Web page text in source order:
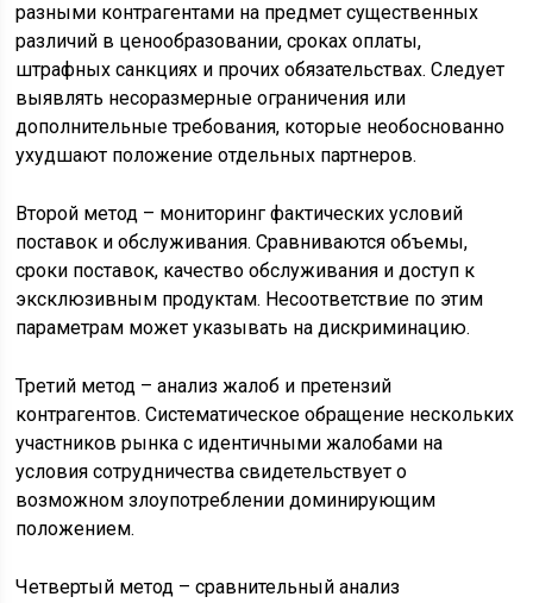
разными контрагентами на предмет существенных
различий в ценообразовании, сроках оплаты,
штрафных санкциях и прочих обязательствах. Следует
выявлять несоразмерные ограничения или
дополнительные требования, которые необоснованно
ухудшают положение отдельных партнеров.
Второй метод – мониторинг фактических условий
поставок и обслуживания. Сравниваются объемы,
сроки поставок, качество обслуживания и доступ к
эксклюзивным продуктам. Несоответствие по этим
параметрам может указывать на дискриминацию.
Третий метод – анализ жалоб и претензий
контрагентов. Систематическое обращение нескольких
участников рынка с идентичными жалобами на
условия сотрудничества свидетельствует о
возможном злоупотреблении доминирующим
положением.
Четвертый метод – сравнительный анализ